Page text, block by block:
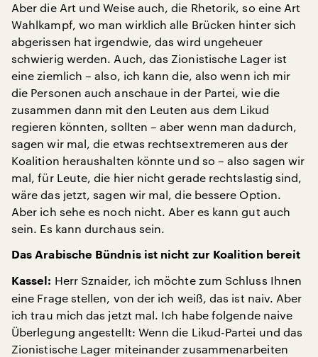
Aber die Art und Weise auch, die Rhetorik, so eine Art
Wahlkampf, wo man wirklich alle Brücken hinter sich
abgerissen hat irgendwie, das wird ungeheuer
schwierig werden. Auch, das Zionistische Lager ist
eine ziemlich – also, ich kann die, also wenn ich mir
die Personen auch anschaue in der Partei, wie die
zusammen dann mit den Leuten aus dem Likud
regieren könnten, sollten – aber wenn man dadurch,
sagen wir mal, die etwas rechtsextremeren aus der
Koalition heraushalten könnte und so – also sagen wir
mal, für Leute, die hier nicht gerade rechtslastig sind,
wäre das jetzt, sagen wir mal, die bessere Option.
Aber ich sehe es noch nicht. Aber es kann gut auch
sein. Es kann durchaus sein.
Das Arabische Bündnis ist nicht zur Koalition bereit
Kassel: Herr Sznaider, ich möchte zum Schluss Ihnen
eine Frage stellen, von der ich weiß, das ist naiv. Aber
ich trau mich das jetzt mal. Ich habe folgende naive
Überlegung angestellt: Wenn die Likud-Partei und das
Zionistische Lager miteinander zusammenarbeiten